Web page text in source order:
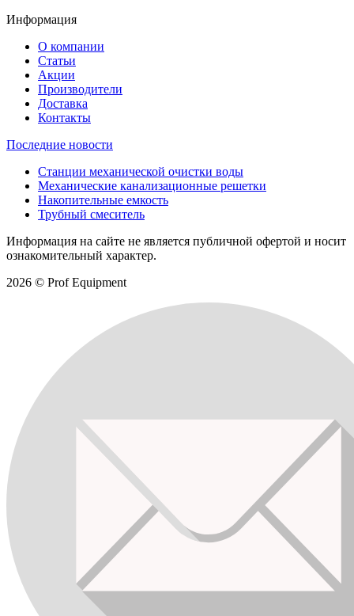
Информация
О компании
Статьи
Акции
Производители
Доставка
Контакты
Последние новости
Станции механической очистки воды
Механические канализационные решетки
Накопительные емкость
Трубный смеситель
Информация на сайте не является публичной офертой и носит
ознакомительный характер.
2026 © Prof Equipment